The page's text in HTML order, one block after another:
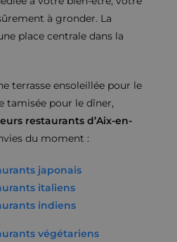
à gronder. La
place centrale dans la
terrasse ensoleillée pour le
tamisée pour le dîner,
restaurants d’Aix-en-
du moment :
japonais
italiens
indiens
végétariens